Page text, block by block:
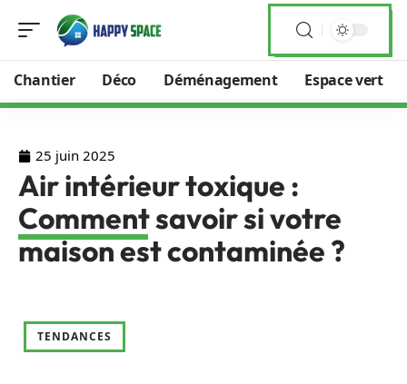
Chantier Déco Déménagement Espace vert
25 juin 2025
Air intérieur toxique :
Comment savoir si votre
maison est contaminée ?
TENDANCES